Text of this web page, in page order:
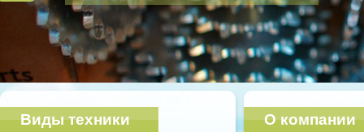
Виды техники О компании